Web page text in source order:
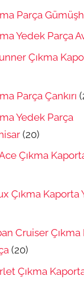
Parça
Yedek Parça
Çıkma
Parça Çankırı
Yedek Parça
(20)
Çıkma
Çıkma Kaporta
Cruiser Çıkma
(20)
Çıkma